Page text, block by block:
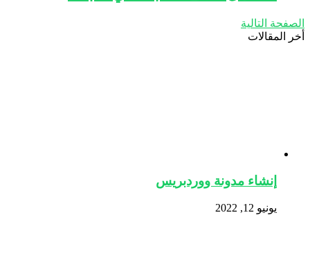
الصفحة التالية
أخر المقالات
إنشاء مدونة ووردبريس
يونيو 12, 2022